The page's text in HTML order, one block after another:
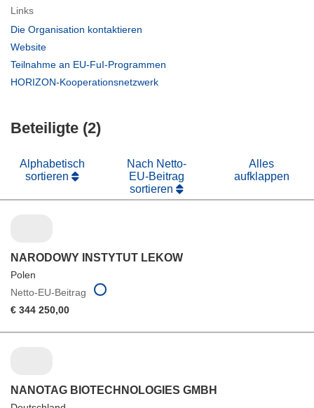
Links
Die Organisation kontaktieren
Website
in
Fenster)
Teilnahme an EU-FuI-Programmen
HORIZON-Kooperationsnetzwerk
Beteiligte (2)
Alphabetisch
sortieren
Nach Netto-
EU-Beitrag
sortieren
Alles
aufklappen
NARODOWY INSTYTUT LEKOW
Polen
Netto-EU-Beitrag
€ 344 250,00
NANOTAG BIOTECHNOLOGIES GMBH